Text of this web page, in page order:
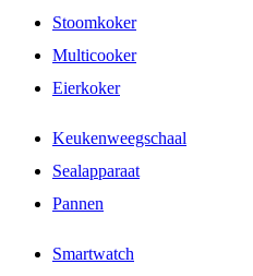
Stoomkoker
Multicooker
Eierkoker
Keukenweegschaal
Sealapparaat
Pannen
Smartwatch